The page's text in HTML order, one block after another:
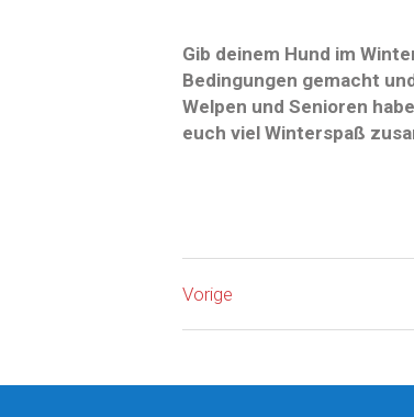
Gib deinem Hund im
Bedingungen gemacht
Welpen und Senioren
euch viel Winterspaß
Vorige